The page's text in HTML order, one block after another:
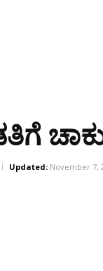
Updated: November 7,